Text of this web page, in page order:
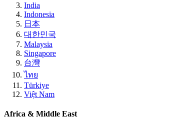
India
Indonesia
日本
대한민국
Malaysia
Singapore
台灣
ไทย
Türkiye
Việt Nam
Africa & Middle East